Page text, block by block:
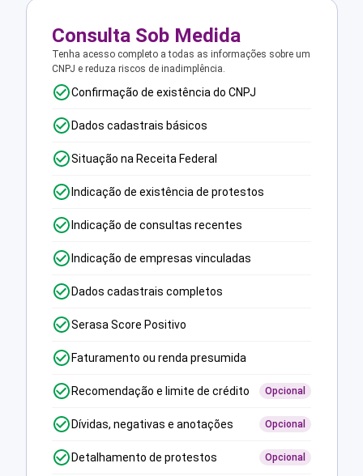
Consulta Sob Medida
Tenha acesso completo a todas as informações sobre um
CNPJ e reduza riscos de inadimplência.
Confirmação de existência do CNPJ
Dados cadastrais básicos
Situação na Receita Federal
Indicação de existência de protestos
Indicação de consultas recentes
Indicação de empresas vinculadas
Dados cadastrais completos
Serasa Score Positivo
Faturamento ou renda presumida
Recomendação e limite de crédito Opcional
Dívidas, negativas e anotações Opcional
Detalhamento de protestos Opcional